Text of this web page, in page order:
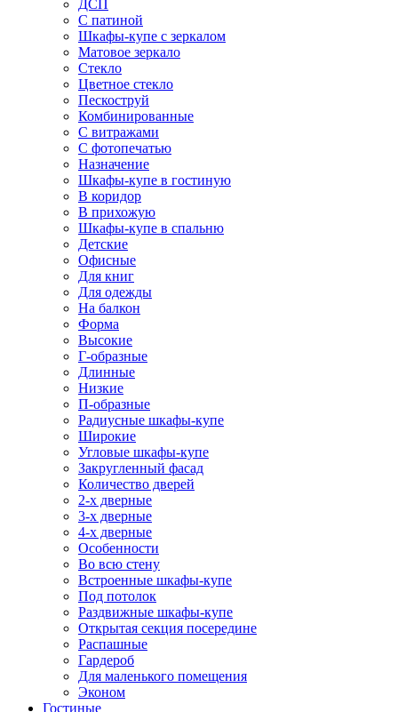
ДСП
С патиной
Шкафы-купе с зеркалом
Матовое зеркало
Стекло
Цветное стекло
Пескоструй
Комбинированные
С витражами
С фотопечатью
Назначение
Шкафы-купе в гостиную
В коридор
В прихожую
Шкафы-купе в спальню
Детские
Офисные
Для книг
Для одежды
На балкон
Форма
Высокие
Г-образные
Длинные
Низкие
П-образные
Радиусные шкафы-купе
Широкие
Угловые шкафы-купе
Закругленный фасад
Количество дверей
2-х дверные
3-х дверные
4-х дверные
Особенности
Во всю стену
Встроенные шкафы-купе
Под потолок
Раздвижные шкафы-купе
Открытая секция посередине
Распашные
Гардероб
Для маленького помещения
Эконом
Гостиные